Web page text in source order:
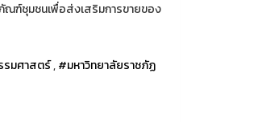
ฑ์ชุมชนเพื่อส่งเสริมการขายของ
มศาสตร์,#มหาวิทยาลัยราชภัฏ